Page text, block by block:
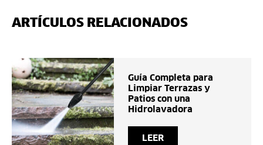
ARTÍCULOS RELACIONADOS
Guía Completa para
Limpiar Terrazas y
Patios con una
Hidrolavadora
LEER